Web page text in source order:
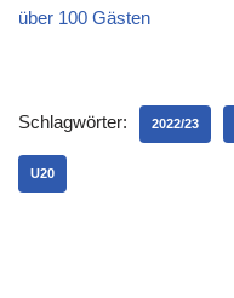
über 100 Gästen
Schlagwörter: 2022/23
U20